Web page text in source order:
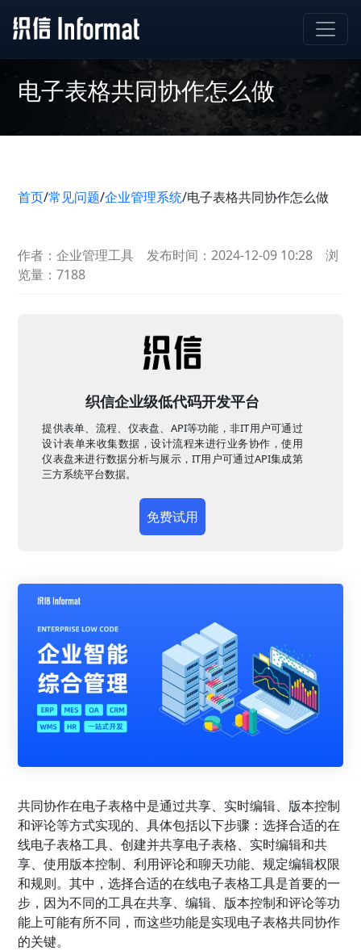
电子表格共同协作怎么做
首页/常见问题/企业管理系统/电子表格共同协作怎么做
作者：企业管理工具 发布时间：2024-12-09 10:28
浏
览量：7188
织信企业级低代码开发平台
提供表单、流程、仪表盘、API等功能，非IT用户可通过
设计表单来收集数据，设计流程来进行业务协作，使用
仪表盘来进行数据分析与展示，IT用户可通过API集成第
三方系统平台数据。
免费试用
共同协作在电子表格中是通过共享、实时编辑、版本控制
和评论等方式实现的、具体包括以下步骤：选择合适的在
线电子表格工具、创建并共享电子表格、实时编辑和共
享、使用版本控制、利用评论和聊天功能、规定编辑权限
和规则。其中，选择合适的在线电子表格工具是首要的一
步，因为不同的工具在共享、编辑、版本控制和评论等功
能上可能有所不同，而这些功能是实现电子表格共同协作
的关键。